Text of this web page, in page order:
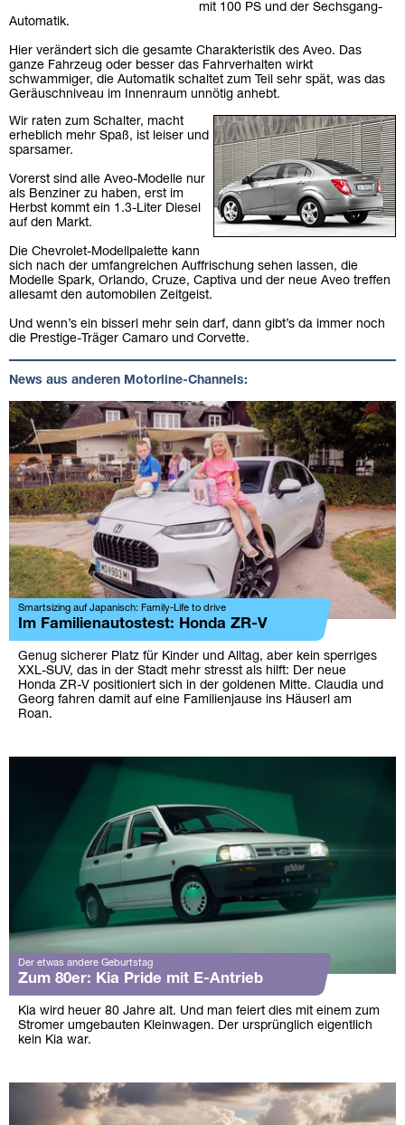
mit 100 PS und der Sechsgang-
Automatik.
Hier verändert sich die gesamte Charakteristik des Aveo. Das
ganze Fahrzeug oder besser das Fahrverhalten wirkt
schwammiger, die Automatik schaltet zum Teil sehr spät, was das
Geräuschniveau im Innenraum unnötig anhebt.
Wir raten zum Schalter, macht
erheblich mehr Spaß, ist leiser und
sparsamer.
Vorerst sind alle Aveo-Modelle nur
als Benziner zu haben, erst im
Herbst kommt ein 1.3-Liter Diesel
auf den Markt.
Die Chevrolet-Modellpalette kann
sich nach der umfangreichen Auffrischung sehen lassen, die
Modelle Spark, Orlando, Cruze, Captiva und der neue Aveo treffen
allesamt den automobilen Zeitgeist.
Und wenn’s ein bisserl mehr sein darf, dann gibt’s da immer noch
die Prestige-Träger Camaro und Corvette.
News aus anderen Motorline-Channels:
Smartsizing auf Japanisch: Family-Life to drive
Im Familienautostest: Honda ZR-V
Genug sicherer Platz für Kinder und Alltag, aber kein sperriges
XXL-SUV, das in der Stadt mehr stresst als hilft: Der neue
Honda ZR-V positioniert sich in der goldenen Mitte. Claudia und
Georg fahren damit auf eine Familienjause ins Häuserl am
Roan.
Der etwas andere Geburtstag
Zum 80er: Kia Pride mit E-Antrieb
Kia wird heuer 80 Jahre alt. Und man feiert dies mit einem zum
Stromer umgebauten Kleinwagen. Der ursprünglich eigentlich
kein Kia war.